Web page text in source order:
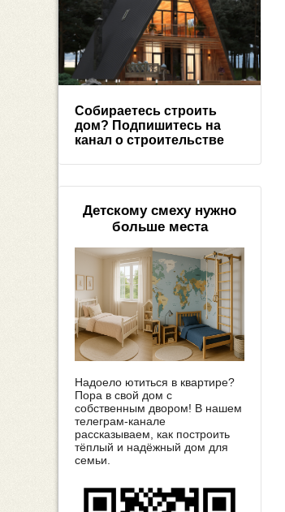
Собираетесь строить
дом? Подпишитесь на
канал о строительстве
Детскому смеху нужно
больше места
Надоело ютиться в квартире?
Пора в свой дом с
собственным двором! В нашем
телеграм-канале
рассказываем, как построить
тёплый и надёжный дом для
семьи.